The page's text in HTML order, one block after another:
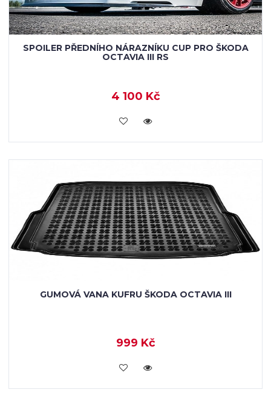
SPOILER PŘEDNÍHO NÁRAZNÍKU CUP PRO ŠKODA
OCTAVIA III RS
4 100 Kč
KOUPIT
GUMOVÁ VANA KUFRU ŠKODA OCTAVIA III
999 Kč
KOUPIT